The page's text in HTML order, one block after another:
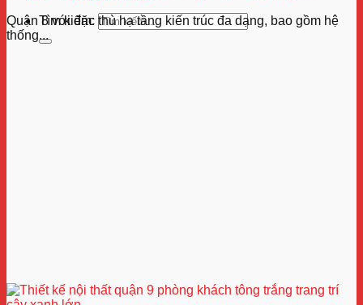
Tìm kiếm:
Quận 8 với đặc thù hạ tầng kiến trúc đa dạng, bao gồm hệ
thống...